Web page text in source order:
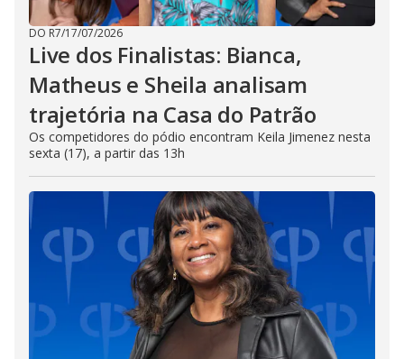
DO R7/17/07/2026
Live dos Finalistas: Bianca,
Matheus e Sheila analisam
trajetória na Casa do Patrão
Os competidores do pódio encontram Keila Jimenez nesta
sexta (17), a partir das 13h